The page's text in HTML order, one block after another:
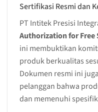
Sertifikasi Resmi dan
PT Intitek Presisi
Authorization for Free
ini membuktikan
produk berkualitas
Dokumen resmi ini
pelanggan bahwa
dan memenuhi